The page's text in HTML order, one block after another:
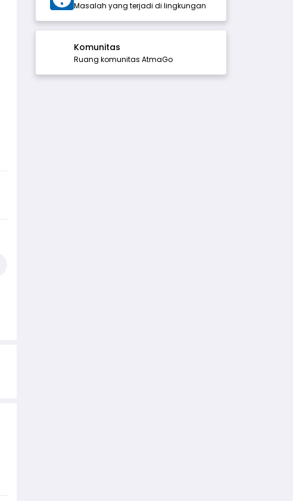
Masalah yang terjadi di lingkungan
Komunitas
Ruang komunitas AtmaGo